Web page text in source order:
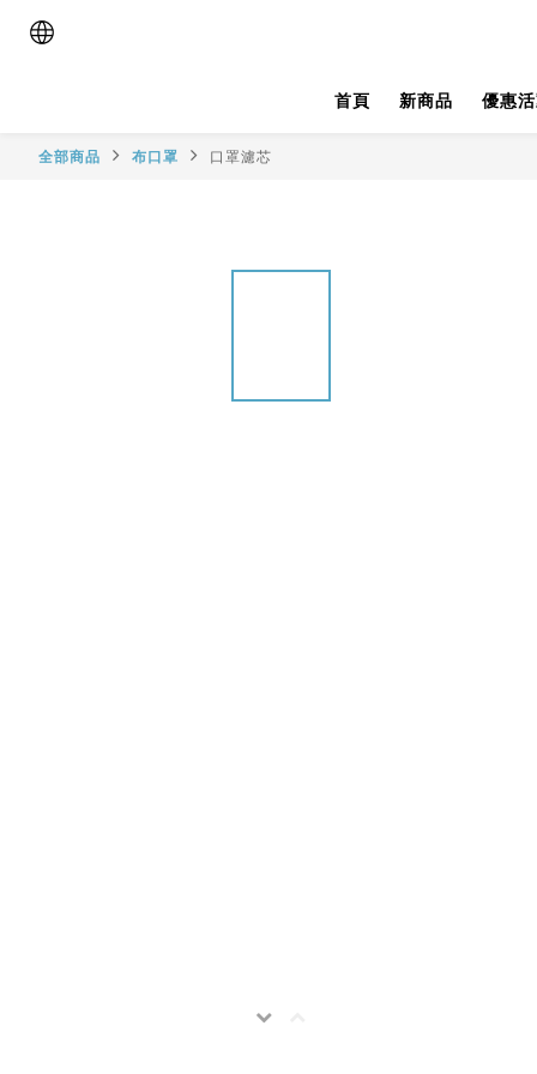
首頁 新商品 優惠
全部商品 布口罩 口罩濾芯